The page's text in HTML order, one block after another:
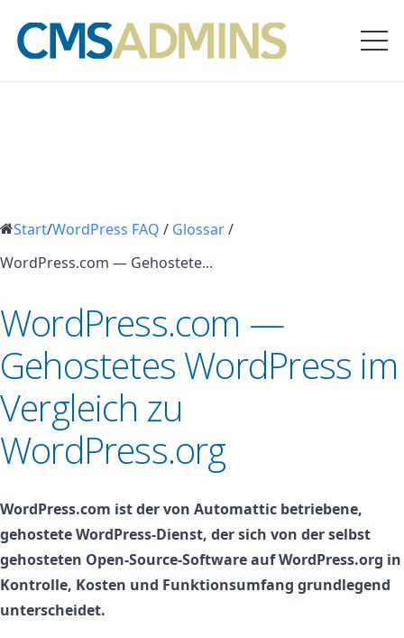
Start/WordPress FAQ / Glossar/
WordPress.com — Gehostete...
WordPress.com —
Gehostetes WordPress im
Vergleich zu
WordPress.org
WordPress.com ist der von Automattic betriebene,
gehostete WordPress-Dienst, der sich von der selbst
gehosteten Open-Source-Software auf WordPress.org in
Kontrolle, Kosten und Funktionsumfang grundlegend
unterscheidet.